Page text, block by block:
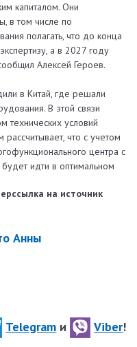
капиталом. Они
в том числе по
полагать, что до конца
а в 2027 году
Алексей Героев.
в Китай, где решали
В этой связи
технических условий
что с учетом
центра с
идти в оптимальном
на источник
Анны
Telegram и Viber!